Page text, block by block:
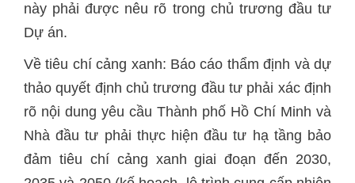
này phải được nêu rõ trong chủ trương đầu tư
Dự án.
Về tiêu chí cảng xanh: Báo cáo thẩm định và dự
thảo quyết định chủ trương đầu tư phải xác định
rõ nội dung yêu cầu Thành phố Hồ Chí Minh và
Nhà đầu tư phải thực hiện đầu tư hạ tầng bảo
đảm tiêu chí cảng xanh giai đoạn đến 2030,